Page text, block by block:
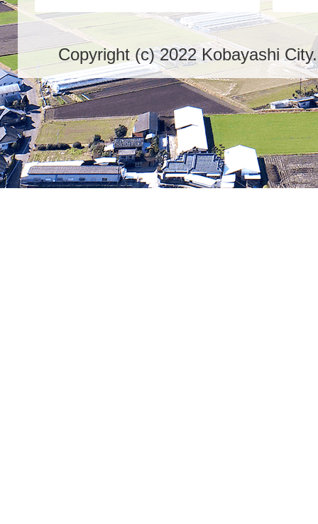
Copyright (c) 2022 Kobayashi